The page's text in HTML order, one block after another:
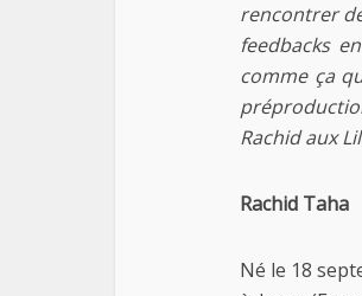
rencontrer
feedbacks
comme ça
Rachid aux
Rachid Taha
Né le 18